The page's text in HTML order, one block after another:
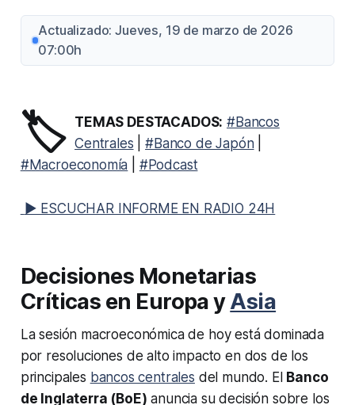
Actualizado: Jueves, 19 de marzo de 2026
07:00h
🏷️ TEMAS DESTACADOS: #Bancos
Centrales |#Banco de Japón|
#Macroeconomía
#Podcast
▶ ESCUCHAR INFORME EN RADIO 24H
Decisiones Monetarias
Críticas en Europa yAsia
La sesión macroeconómica de hoy está dominada
por resoluciones de alto impacto en dos de los
principales bancos centrales del mundo. El Banco
de Inglaterra (BoE) anuncia su decisión sobre los